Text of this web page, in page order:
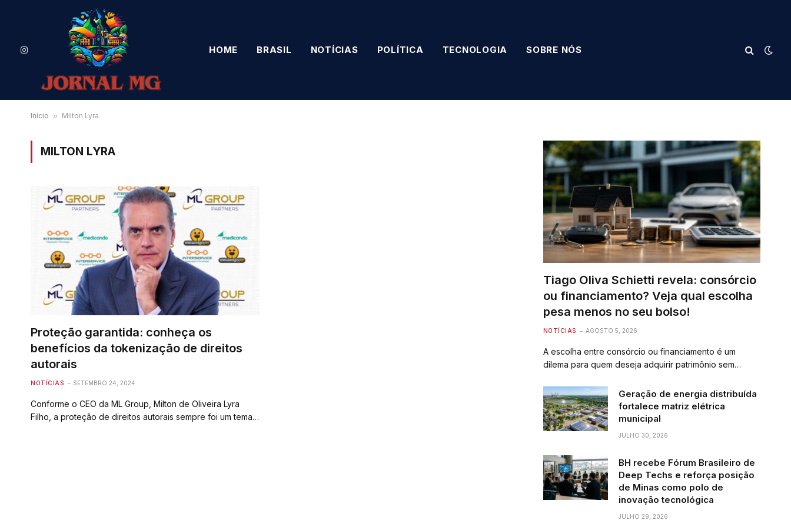
Instagram HOME BRASIL NOTÍCIAS POLÍTICA TECNOLOGIA SOBRE NÓS
Início » Milton Lyra
MILTON LYRA
Proteção garantida: conheça os
benefícios da tokenização de direitos
autorais
NOTÍCIAS SETEMBRO 24, 2024
Conforme o CEO da ML Group, Milton de Oliveira Lyra
Filho, a proteção de direitos autorais sempre foi um tema…
Tiago Oliva Schietti revela: consórcio
ou financiamento? Veja qual escolha
pesa menos no seu bolso!
NOTÍCIAS AGOSTO 5, 2026
A escolha entre consórcio ou financiamento é um
dilema para quem deseja adquirir patrimônio sem…
Geração de energia distribuída
fortalece matriz elétrica
municipal
JULHO 30, 2026
BH recebe Fórum Brasileiro de
Deep Techs e reforça posição
de Minas como polo de
inovação tecnológica
JULHO 29, 2026